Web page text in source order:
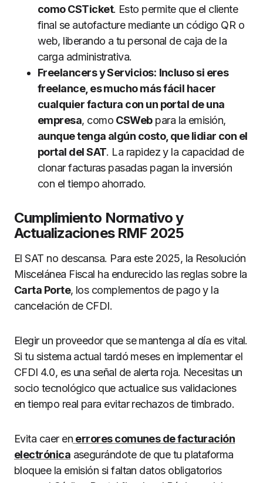
como CSTicket. Esto permite que el cliente
final se autofacture mediante un código QR o
web, liberando a tu personal de caja de la
carga administrativa.
Freelancers y Servicios: Incluso si eres
freelance, es mucho más fácil hacer
cualquier factura con un portal de una
empresa, como CSWebpara la emisión,
aunque tenga algún costo, que lidiar con el
portal del SAT. La rapidez y la capacidad de
clonar facturas pasadas pagan la inversión
con el tiempo ahorrado.
Cumplimiento Normativo y
Actualizaciones RMF 2025
El SAT no descansa. Para este 2025, la Resolución
Miscelánea Fiscal ha endurecido las reglas sobre la
Carta Porte, los complementos de pago y la
cancelación de CFDI.
Elegir un proveedor que se mantenga al día es vital.
Si tu sistema actual tardó meses en implementar el
CFDI 4.0, es una señal de alerta roja. Necesitas un
socio tecnológico que actualice sus validaciones
en tiempo real para evitar rechazos de timbrado.
Evita caer en errores comunes de facturación
electrónica asegurándote de que tu plataforma
bloquee la emisión si faltan datos obligatorios